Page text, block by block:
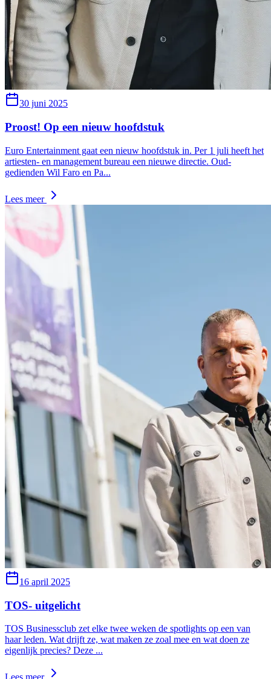
30 juni 2025
Proost! Op een nieuw hoofdstuk
Euro Entertainment gaat een nieuw hoofdstuk in. Per 1 juli heeft het
artiesten- en management bureau een nieuwe directie. Oud-
gedienden Wil Faro en Pa...
Lees meer
16 april 2025
TOS- uitgelicht
TOS Businessclub zet elke twee weken de spotlights op een van
haar leden. Wat drijft ze, wat maken ze zoal mee en wat doen ze
eigenlijk precies? Deze ...